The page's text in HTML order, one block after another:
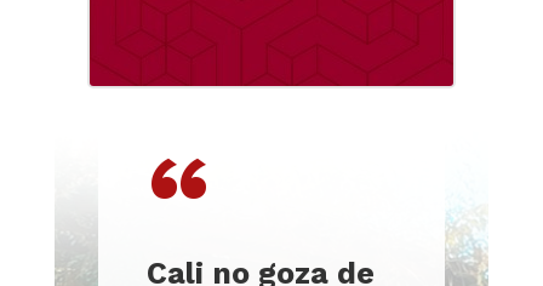
“
Cali no goza de